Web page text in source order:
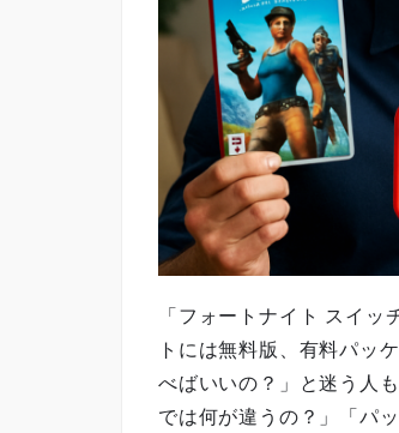
「フォートナイト スイ
トには無料版、有料パッ
べばいいの？」と迷う人
では何が違うの？」「パ